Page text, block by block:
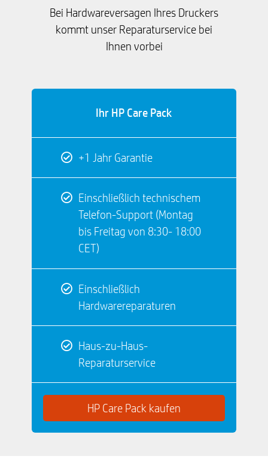
Bei Hardwareversagen Ihres Druckers
kommt unser Reparaturservice bei
Ihnen vorbei
Ihr HP Care Pack
+1 Jahr Garantie
Einschließlich technischem
Telefon-Support (Montag
bis Freitag von 8:30- 18:00
CET)
Einschließlich
Hardwarereparaturen
Haus-zu-Haus-
Reparaturservice
HP Care Pack kaufen